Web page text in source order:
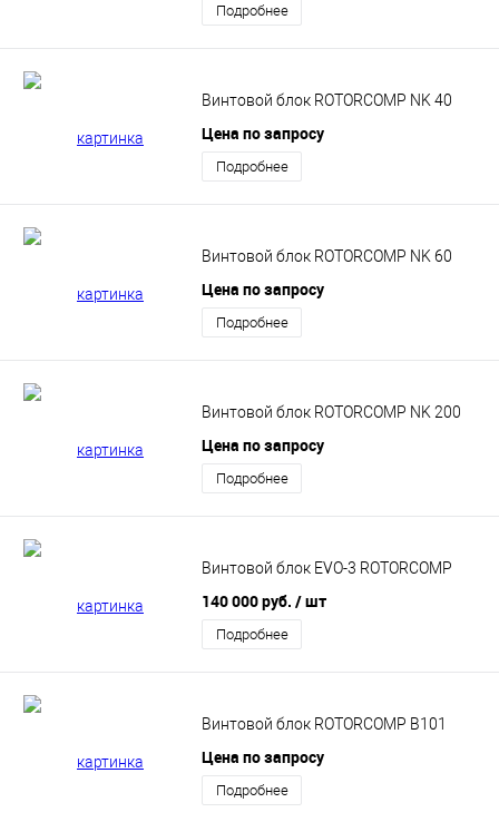
Подробнее
Винтовой блок ROTORCOMP NK 40
Цена по запросу
Подробнее
Винтовой блок ROTORCOMP NK 60
Цена по запросу
Подробнее
Винтовой блок ROTORCOMP NK 200
Цена по запросу
Подробнее
Винтовой блок EVO-3 ROTORCOMP
140 000 руб. / шт
Подробнее
Винтовой блок ROTORCOMP B101
Цена по запросу
Подробнее